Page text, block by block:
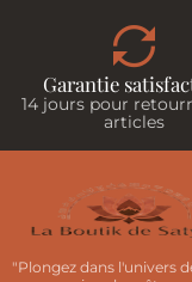
Garantie
14 jours pour
articles
"Plongez dans l'univers